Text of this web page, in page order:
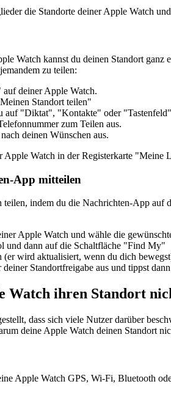
die Standorte deiner Apple Watch
Watch kannst du deinen Standort
zu teilen:
deiner Apple Watch.
Standort teilen"
auf "Diktat", "Kontakte" oder
zum Teilen aus.
deinen Wünschen aus.
Apple Watch in der Registerkarte "Meine
App mitteilen
indem du die Nachrichten-App
Apple Watch und wähle die
und dann auf die Schaltfläche "Find My"
wird aktualisiert, wenn du dich
Standortfreigabe aus und tippst
Watch ihren Standort
dass sich viele Nutzer darüber
deine Apple Watch deinen Standort
Apple Watch GPS, Wi-Fi, Bluetooth